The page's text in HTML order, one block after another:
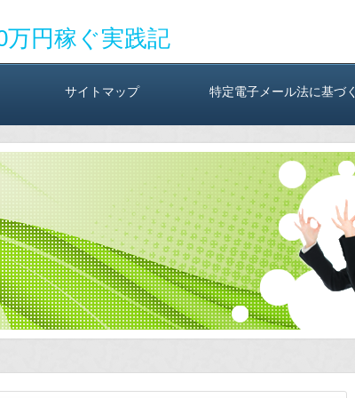
万円稼ぐ実践記
サイトマップ 特定電子メール法に基づ